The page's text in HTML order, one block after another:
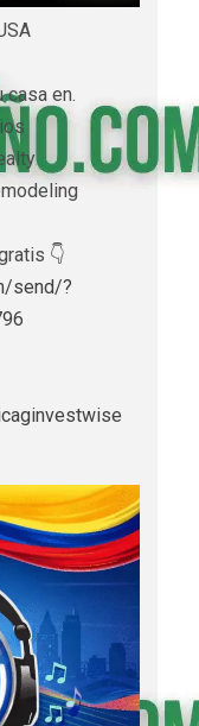
casa en.
👇
send/?